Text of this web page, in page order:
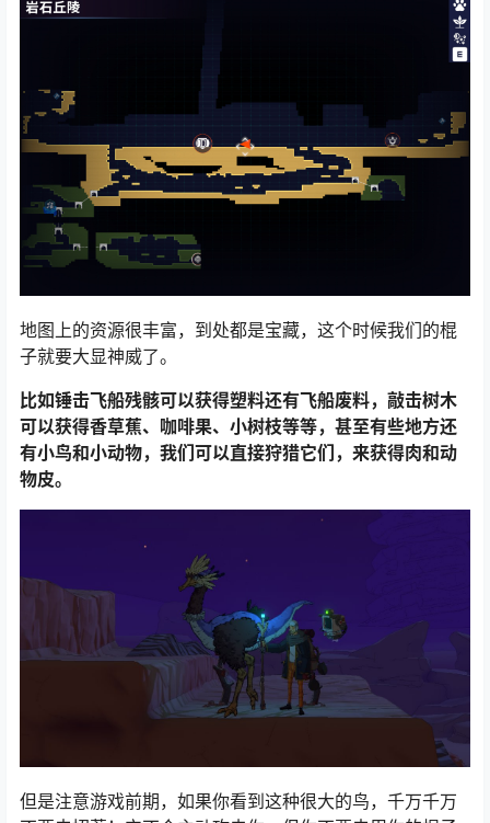
地图上的资源很丰富，到处都是宝藏，这个时候我们的棍
子就要大显神威了。
比如锤击飞船残骸可以获得塑料还有飞船废料，敲击树木
可以获得香草蕉、咖啡果、小树枝等等，甚至有些地方还
有小鸟和小动物，我们可以直接狩猎它们，来获得肉和动
物皮。
但是注意游戏前期，如果你看到这种很大的鸟，千万千万